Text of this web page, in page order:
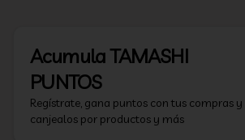
AcumulaTAMASHI
PUNTOS
Regístrate, gana puntos con tus compras y
canjealos por productos y más